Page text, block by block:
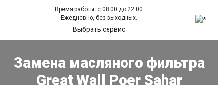
Время работы: с 08:00 до 22:00
Ежедневно, без выходных.
Выбрать сервис
Замена масляного фильтра
Great Wall Poer Sahar